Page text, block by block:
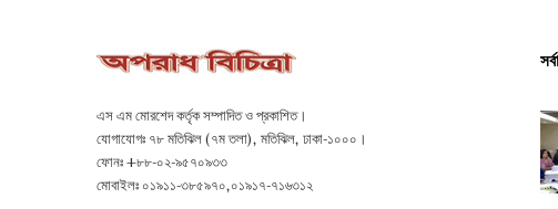
এস এম মোরশেদ কর্তৃক সম্পাদিত ও প্রকাশিত।
যোগাযোগঃ ৭৮ মতিঝিল (৭ম তলা), মতিঝিল, ঢাকা-১০০০।
ফোনঃ +৮৮-০২-৯৫৭০৯৩৩
মোবাইলঃ ০১৯১১-৩৮৫৯৭০,০১৯১৭-৭১৬৩১২